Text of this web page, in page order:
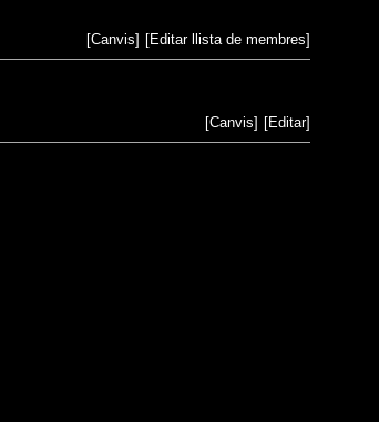
[Editar llista de membres]
[Canvis]
[Editar]
[Canvis]